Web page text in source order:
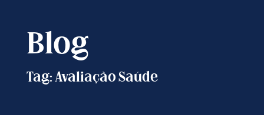
Blog
Tag: Avaliação Saúde